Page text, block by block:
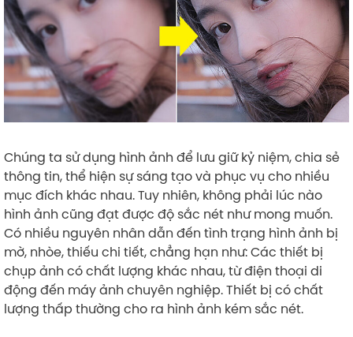
Chúng ta sử dụng hình ảnh để lưu giữ kỷ niệm, chia sẻ
thông tin, thể hiện sự sáng tạo và phục vụ cho nhiều
mục đích khác nhau. Tuy nhiên, không phải lúc nào
hình ảnh cũng đạt được độ sắc nét như mong muốn.
Có nhiều nguyên nhân dẫn đến tình trạng hình ảnh bị
mờ, nhòe, thiếu chi tiết, chẳng hạn như: Các thiết bị
chụp ảnh có chất lượng khác nhau, từ điện thoại di
động đến máy ảnh chuyên nghiệp. Thiết bị có chất
lượng thấp thường cho ra hình ảnh kém sắc nét.